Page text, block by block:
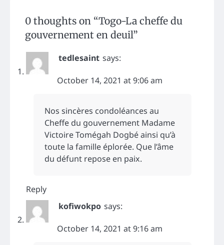
0 thoughts on “Togo-La cheffe du
gouvernement en deuil”
tedlesaint says:
October 14, 2021 at 9:06 am
Nos sincères condoléances au
Cheffe du gouvernement Madame
Victoire Tomégah Dogbé ainsi qu’à
toute la famille éplorée. Que l’âme
du défunt repose en paix.
Reply
kofiwokpo says:
October 14, 2021 at 9:16 am